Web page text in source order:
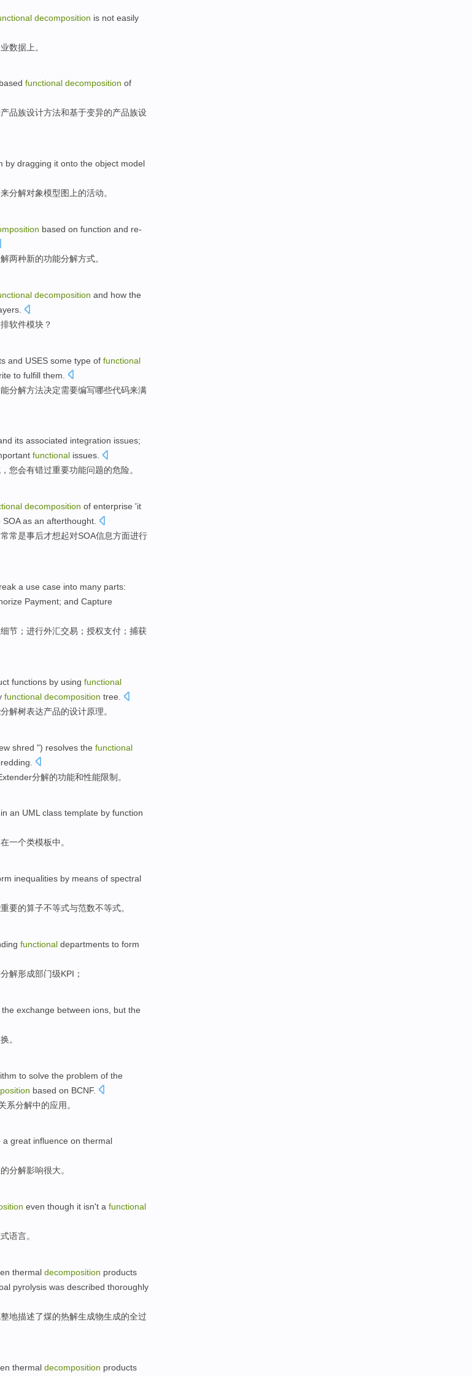
decomposition is not easily
数据上。
based functional decomposition of
产品族设计方法和基于变异的产品族设
by dragging it onto the object model
来分解对象模型图上的活动。
based on function and re-
两种新的功能分解方式。
decomposition and how the
软件模块 ？
and USES some type of functional
to fulfill them.
分解方法决定需要编写哪些代码来满
its associated integration issues;
functional issues.
您会有错过重要功能问题的危险。
decomposition of enterprise 'it
SOA as an afterthought
常常是事后才想起对SOA信息方面进行
a use case into many parts:
Payment; and Capture
细节 ； 进行外汇交易； 授权支付 ； 捕获
functions by using functional
functional decomposition tree
分解树表达产品的设计原理。
shred ") resolves the functional
分解的功能和性能限制。
in an UMLclass template by function
在一个类模板中。
inequalities by means of spectral
重要的算子不等式与范数不等式。
functional departments to form
分解形成部门级KPI ；
the exchange between ions but the
。
to solve the problem of the
based on BCNF.
系分解中的应用。
a great influence on thermal
分解影响很大。
even though it isn't a functional
语言。
thermal decomposition products
pyrolysis was described thoroughly
地描述了煤的热解生成物生成的全过
thermal decomposition products